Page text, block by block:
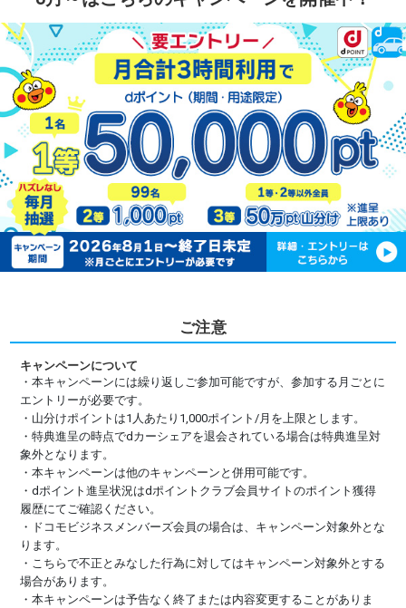
ご注意
キャンペーンについて
・本キャンペーンには繰り返しご参加可能ですが、参加する月ごとに
エントリーが必要です。
・山分けポイントは1人あたり1,000ポイント/月を上限とします。
・特典進呈の時点でdカーシェアを退会されている場合は特典進呈対
象外となります。
・本キャンペーンは他のキャンペーンと併用可能です。
・dポイント進呈状況はdポイントクラブ会員サイトのポイント獲得
履歴にてご確認ください。
・ドコモビジネスメンバーズ会員の場合は、キャンペーン対象外とな
ります。
・こちらで不正とみなした行為に対してはキャンペーン対象外とする
場合があります。
・本キャンペーンは予告なく終了または内容変更することがありま